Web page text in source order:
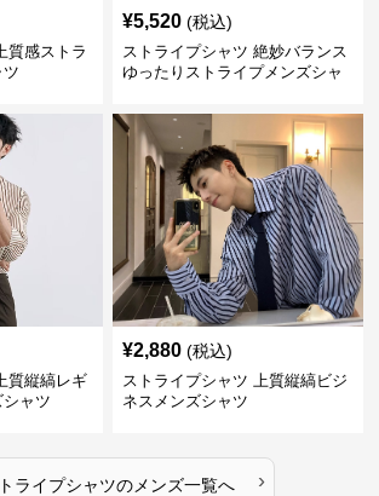
質感ストラ
¥5,520 (税込)
ストライプシャツ 絶妙バランス
ゆったりストライプメンズシャ
質縦縞レギ
シャツ
¥2,880 (税込)
ストライプシャツ 上質縦縞ビジ
ネスメンズシャツ
ライプシャツのメンズ一覧へ ›